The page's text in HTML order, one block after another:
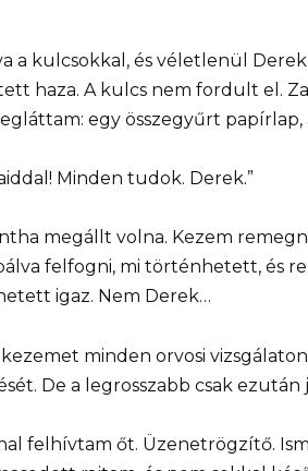
a kulcsokkal, és véletlenül
haza. A kulcs nem fordult el.
egy összegyűrt papírlap,
Minden tudok. Derek.”
megállt volna. Kezem
felfogni, mi történhetett, és
igaz. Nem Derek…
minden orvosi
De a legrosszabb csak ezután
felhívtam őt. Üzenetrögzítő.